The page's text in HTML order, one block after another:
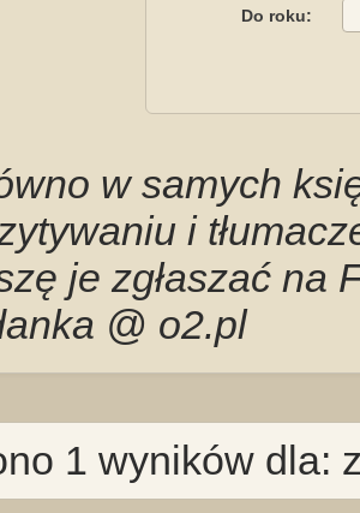
Do roku:
w samych
i
je zgłaszać na
@ o2.pl
1 wyników dla: